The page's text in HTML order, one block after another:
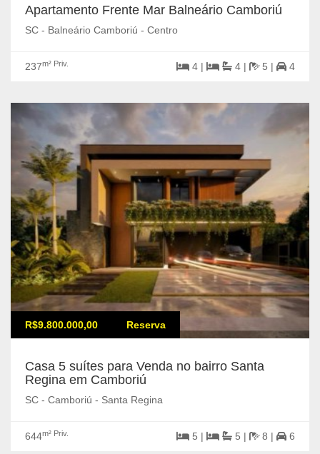
Apartamento Frente Mar Balneário Camboriú
SC - Balneário Camboriú - Centro
237m² Priv. 4 | 4 | 5 | 4
R$9.800.000,00 Reserva
Casa 5 suítes para Venda no bairro Santa
Regina em Camboriú
SC - Camboriú - Santa Regina
644m² Priv. 5 | 5 | 8 | 6